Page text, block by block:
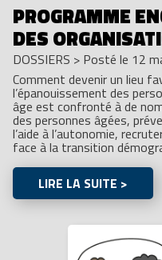
PROGRAMME
DES
DOSSIERS > Posté le 12
Comment devenir un lieu
l’épanouissement des
âge est confronté à de
des personnes âgées,
l’aide à l’autonomie,
face à la transition
LIRE LA SUITE >